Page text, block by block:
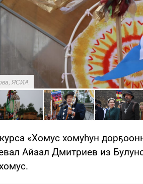
ЯСИА
«Хомус хомуһун
Айаал Дмитриев из